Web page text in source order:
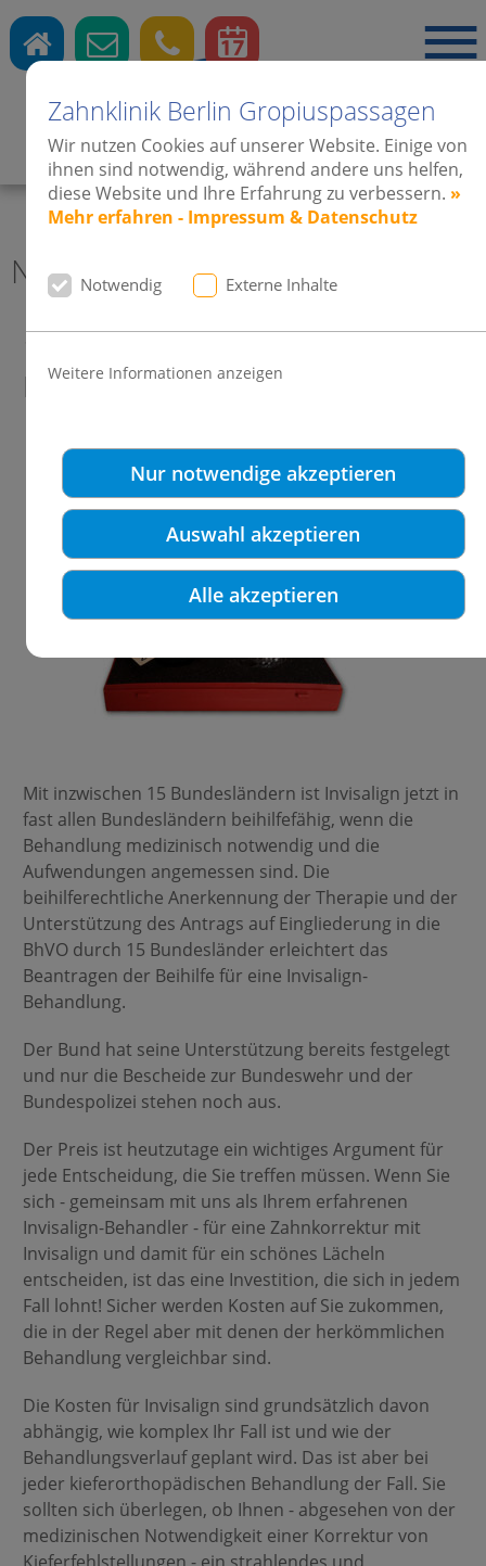
Zahnklinik Berlin Gropiuspassagen
Wir nutzen Cookies auf unserer Website. Einige von
ihnen sind notwendig, während andere uns helfen,
diese Website und Ihre Erfahrung zu verbessern. »
Mehr erfahren - Impressum & Datenschutz
Notwendig Externe Inhalte
Weitere Informationen anzeigen
Nur notwendige akzeptieren
Auswahl akzeptieren
Alle akzeptieren
Zahnärzte ·Kieferorthopädie ·Implantate
News 2012 Zahnklinik Berlin
Invisalign-Therapie!
Mit inzwischen 15 Bundesländern ist Invisalign jetzt in
fast allen Bundesländern beihilfefähig, wenn die
Behandlung medizinisch notwendig und die
Aufwendungen angemessen sind. Die
beihilferechtliche Anerkennung der Therapie und der
Unterstützung des Antrags auf Eingliederung in die
BhVO durch 15 Bundesländer erleichtert das
Beantragen der Beihilfe für eine Invisalign-
Behandlung.
Der Bund hat seine Unterstützung bereits festgelegt
und nur die Bescheide zur Bundeswehr und der
Bundespolizei stehen noch aus.
Der Preis ist heutzutage ein wichtiges Argument für
jede Entscheidung, die Sie treffen müssen. Wenn Sie
sich - gemeinsam mit uns als Ihrem erfahrenen
Invisalign-Behandler - für eine Zahnkorrektur mit
Invisalign und damit für ein schönes Lächeln
entscheiden, ist das eine Investition, die sich in jedem
Fall lohnt! Sicher werden Kosten auf Sie zukommen,
die in der Regel aber mit denen der herkömmlichen
Behandlung vergleichbar sind.
Die Kosten für Invisalign sind grundsätzlich davon
abhängig, wie komplex Ihr Fall ist und wie der
Behandlungsverlauf geplant wird. Das ist aber bei
jeder kieferorthopädischen Behandlung der Fall. Sie
sollten sich überlegen, ob Ihnen - abgesehen von der
medizinischen Notwendigkeit einer Korrektur von